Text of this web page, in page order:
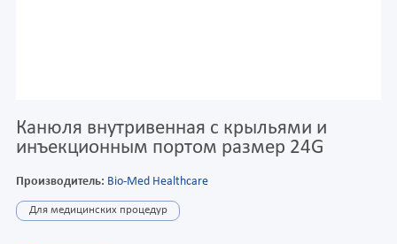
Канюля внутривенная с крыльями и
инъекционным портом размер 24G
Производитель: Bio-Med Healthcare
Для медицинских процедур